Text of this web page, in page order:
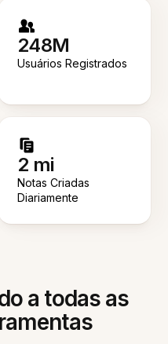
248M
Usuários Registrados
2 mi
Notas Criadas
Diariamente
a todas as